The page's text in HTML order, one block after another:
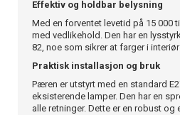
Effektiv og holdbar belysning
Med en forventet levetid på 15 000
med vedlikehold. Den har en
82, noe som sikrer at farger i
Praktisk installasjon og bruk
Pæren er utstyrt med en standard
eksisterende lamper. Den har en
alle retninger. Dette er en robust